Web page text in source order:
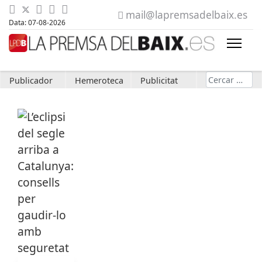
Data: 07-08-2026
mail@lapremsadelbaix.es
Publicador Hemeroteca Publicitat Cerca